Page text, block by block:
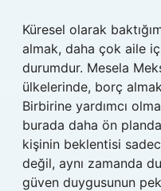
Küresel olarak
almak, daha çok aile
durumdur. Mesela
ülkelerinde, borç
Birbirine yardımcı
burada daha ön
kişinin beklentisi
değil, aynı zamanda
güven duygusunun